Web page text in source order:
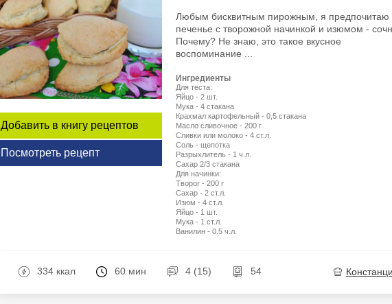
Добавить в книгу рецептов
Посмотреть рецепт
Любым бисквитным пирожным, я предпочитаю
печенье с творожной начинкой и изюмом -
Почему? Не знаю, это такое вкусное
воспоминание ...
Ингредиенты
Для теста:
Яйцо - 2 шт.
Мука - 4 стакана
Крахмал картофельный - 0,5 стакана
Масло сливочное - 200 г
Сливки или молоко - 4 ст.л.
Соль - щепотка
Разрыхлитель - 1 ч.л.
Сахар 2/3 стакана
Для начинки:
Творог - 200 г
Сахар - 2 ст.л.
Изюм - 4 ст.л.
Яйцо - 1 шт.
Мука - 1 ст.л.
Ванилин - 0.5 ч.л.
334 ккал 60 мин 4 (15) 54